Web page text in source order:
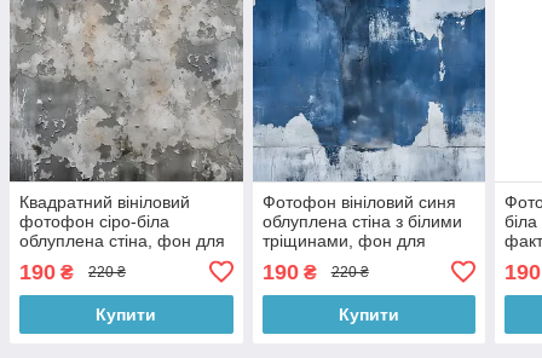
Квадратний вініловий
фотофон сіро-біла
облуплена стіна, фон для
фотографії і зйомки 60x60
см, №551083
190 ₴ 220 ₴
Купити
Фотофон вініловий синя
облуплена стіна з білими
тріщинами, фон для
см, №551762
190₴ 220 ₴
Купити
см,
190